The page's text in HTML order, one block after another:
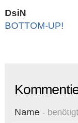
DsiN
BOTTOM-UP!
Name - benötigt